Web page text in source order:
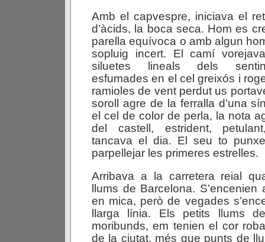
Amb el capvespre, iniciava el
d’àcids, la boca seca. Hom es
parella equívoca o amb algun
sopluig incert. El camí
siluetes lineals dels
esfumades en el cel greixós i
ramioles de vent perdut us
soroll agre de la ferralla d’una
el cel de color de perla, la nota
del castell, estrident,
tancava el dia. El seu to
parpellejar les primeres estrelles.
Arribava a la carretera reial
llums de Barcelona.
en mica, però de vegades
llarga línia. Els petits llums
moribunds, em tenien el cor
de la ciutat, més que punts de